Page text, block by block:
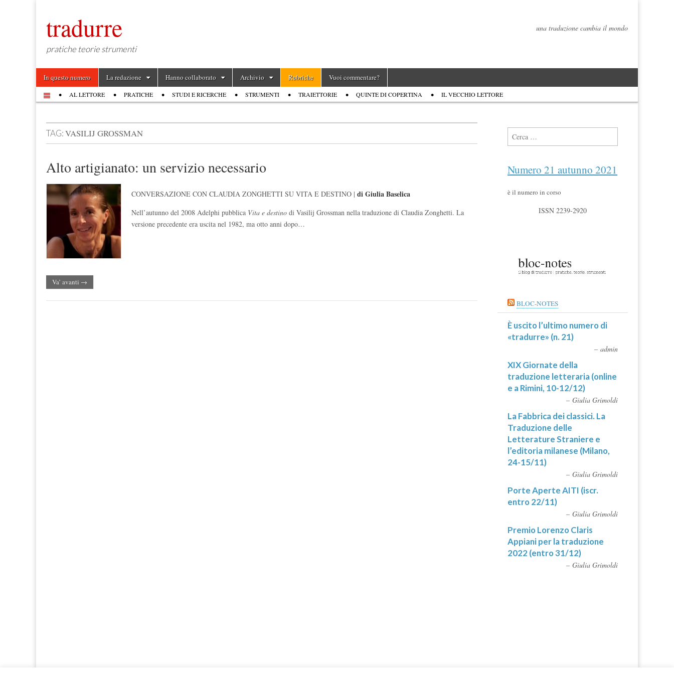
tradurre
pratiche teorie strumenti
una traduzione cambia il mondo
Main menu
Skip to content
In questo numero La redazione Hanno collaborato Archivio Rubriche Vuoi commentare?
Sub menu
AL LETTORE PRATICHE STUDI E RICERCHE STRUMENTI TRAIETTORIE QUINTE DI COPERTINA IL VECCHIO LETTORE
TAG:VASILIJ GROSSMAN
Alto artigianato: un servizio necessario
CONVERSAZIONE CON CLAUDIA ZONGHETTI SU VITA E DESTINO | di Giulia Baselica
Nell’autunno del 2008 Adelphi pubblica Vita e destino di Vasilij Grossman nella traduzione di Claudia Zonghetti. La
versione precedente era uscita nel 1982, ma otto anni dopo…
Va’ avanti →
Ricerca per:
Numero 21 autunno 2021
è il numero in corso
ISSN 2239-2920
BLOC-NOTES
È uscito l’ultimo numero di
«tradurre» (n. 21)
admin
XIX Giornate della
traduzione letteraria (online
e a Rimini, 10-12/12)
Giulia Grimoldi
La Fabbrica dei classici. La
Traduzione delle
Letterature Straniere e
l’editoria milanese (Milano,
24-15/11)
Giulia Grimoldi
Porte Aperte AITI (iscr.
entro 22/11)
Giulia Grimoldi
Premio Lorenzo Claris
Appiani per la traduzione
2022 (entro 31/12)
Giulia Grimoldi